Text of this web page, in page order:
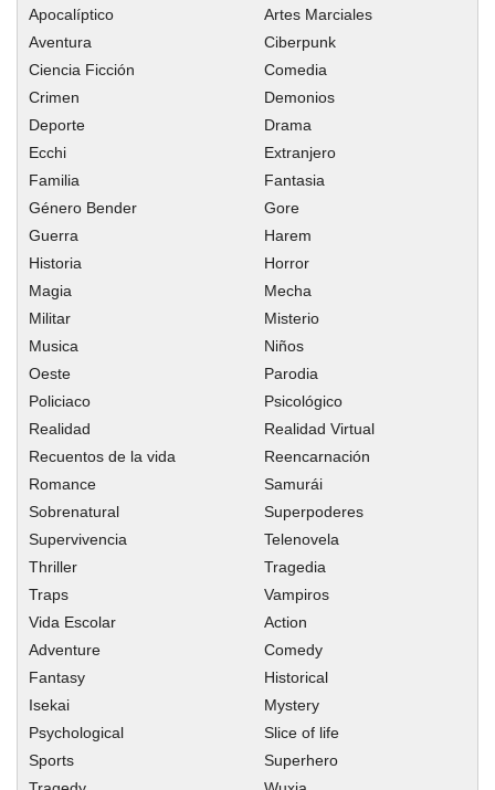
Capitulo 23
Capitulo 20
Capitulo 19
Capitulo 18
Capitulo 17
Capitulo 16
Capitulo 14
Capitulo 13
Capitulo 12.5
Capitulo 12
Capitulo 11
Capitulo 9
Capitulo 8
Capitulo 7
Capitulo 6
Capitulo 5
Capitulo 2
Capitulo 1
Apocalíptico
Artes Marciales
Aventura
Ciberpunk
Ciencia Ficción
Comedia
Crimen
Demonios
Deporte
Drama
Ecchi
Extranjero
Familia
Fantasia
Género Bender
Gore
Guerra
Harem
Historia
Horror
Magia
Mecha
Militar
Misterio
Musica
Niños
Oeste
Parodia
Policiaco
Psicológico
Realidad
Realidad Virtual
Recuentos de la vida
Reencarnación
Romance
Samurái
Sobrenatural
Superpoderes
Supervivencia
Telenovela
Thriller
Tragedia
Traps
Vampiros
Vida Escolar
Action
Adventure
Comedy
Fantasy
Historical
Isekai
Mystery
Psychological
Slice of life
Sports
Superhero